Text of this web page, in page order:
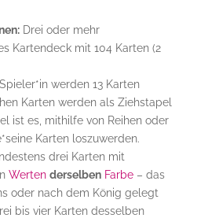
Drei oder mehr
Kartendeck mit 104 Karten (2
werden 13 Karten
Karten werden als Ziehstapel
ist es, mithilfe von Reihen oder
Karten loszuwerden.
drei Karten mit
Werten derselben Farbe– das
oder nach dem König gelegt
bis vier Karten desselben